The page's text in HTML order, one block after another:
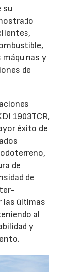
su
máquinas y
de
1903TCR,
éxito de
de
de
las últimas
al
y